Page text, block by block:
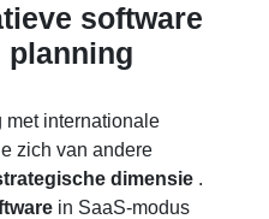
software
planning
met internationale
zich van andere
dimensie .
in SaaS-modus